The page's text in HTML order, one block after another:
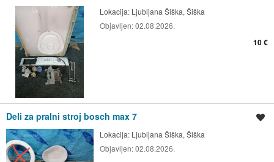
Lokacija: Ljubljana Šiška, Šiška
Objavljen:02.08.2026.
10 €
Deli za pralni stroj bosch max 7
Lokacija: Ljubljana Šiška, Šiška
Objavljen:02.08.2026.